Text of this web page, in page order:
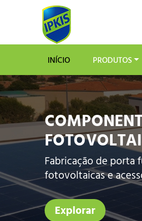
INÍCIO PRODUTOS
Fabricação de porta
fotovoltaicas e
Explorar